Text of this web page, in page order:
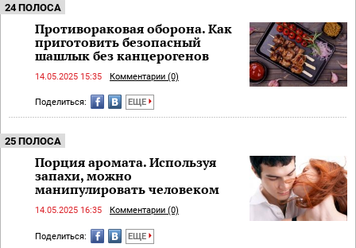
24 ПОЛОСА
Противораковая оборона. Как
приготовить безопасный
шашлык без канцерогенов
14.05.2025 15:35 Комментарии (0)
Поделиться: ЕЩЕ
25 ПОЛОСА
Порция аромата. Используя
запахи, можно
манипулировать человеком
14.05.2025 16:35 Комментарии (0)
Поделиться: ЕЩЕ